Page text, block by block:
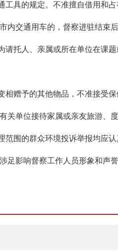
具的规定。不准擅自借用和
内交通用车的，督察进驻结束
托人、亲属或所在单位在课
赠予的其他物品，不准接受
关单位接待家属或亲友旅游、
围的群众环境投诉举报均应
足影响督察工作人员形象和声